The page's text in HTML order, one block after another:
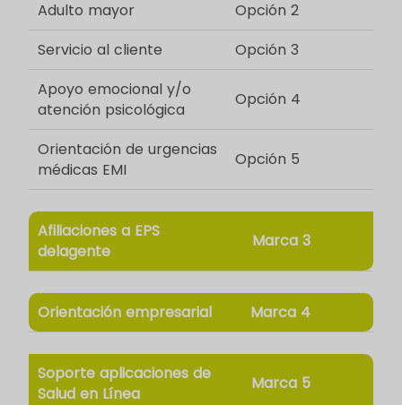
Adulto mayor
Opción 2
Servicio al cliente
Opción 3
Apoyo emocional y/o
atención psicológica
Opción 4
Orientación de urgencias
médicas EMI
Opción 5
Afiliaciones a EPS
delagente
Marca 3
Orientación empresarial Marca 4
Soporte aplicaciones de
Salud en Línea
Marca 5